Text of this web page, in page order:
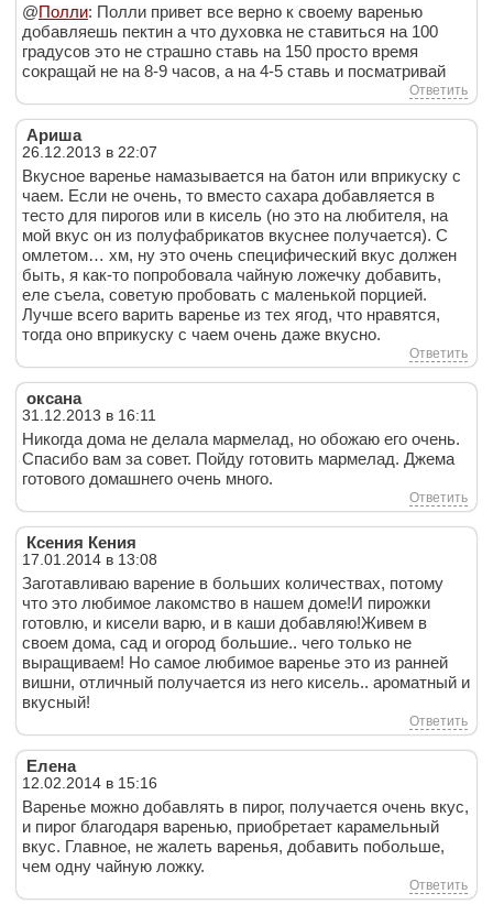
@Полли: Полли привет все верно к своему варенью
добавляешь пектин а что духовка не ставиться на 100
градусов это не страшно ставь на 150 просто время
сокращай не на 8-9 часов, а на 4-5 ставь и посматривай
Ответить
Ариша
26.12.2013 в 22:07
Вкусное варенье намазывается на батон или вприкуску с
чаем. Если не очень, то вместо сахара добавляется в
тесто для пирогов или в кисель (но это на любителя, на
мой вкус он из полуфабрикатов вкуснее получается). С
омлетом… хм, ну это очень специфический вкус должен
быть, я как-то попробовала чайную ложечку добавить,
еле съела, советую пробовать с маленькой порцией.
Лучше всего варить варенье из тех ягод, что нравятся,
тогда оно вприкуску с чаем очень даже вкусно.
Ответить
оксана
31.12.2013 в 16:11
Никогда дома не делала мармелад, но обожаю его очень.
Спасибо вам за совет. Пойду готовить мармелад. Джема
готового домашнего очень много.
Ответить
Ксения Кения
17.01.2014 в 13:08
Заготавливаю варение в больших количествах, потому
что это любимое лакомство в нашем доме!И пирожки
готовлю, и кисели варю, и в каши добавляю!Живем в
своем дома, сад и огород большие.. чего только не
выращиваем! Но самое любимое варенье это из ранней
вишни, отличный получается из него кисель.. ароматный и
вкусный!
Ответить
Елена
12.02.2014 в 15:16
Варенье можно добавлять в пирог, получается очень вкус,
и пирог благодаря варенью, приобретает карамельный
вкус. Главное, не жалеть варенья, добавить побольше,
чем одну чайную ложку.
Ответить